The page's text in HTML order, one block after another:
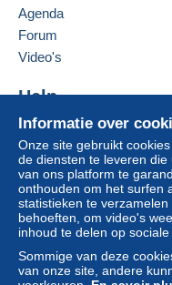
Informatie over
Onze site gebruikt
de diensten te leveren
van ons platform te
onthouden om het surfen
statistieken te
behoeften, om video's
inhoud te delen op sociale
Sommige van deze
van onze site, andere
Agenda
Forum
Video's
Help
Hulpcentrum
Kopen op Delcampe
Verkopen op Delcampe
Een beveiligde website